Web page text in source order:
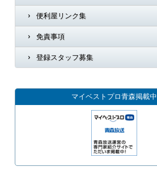
便利屋リンク集
免責事項
登録スタッフ募集
マイベストプロ青森掲載中